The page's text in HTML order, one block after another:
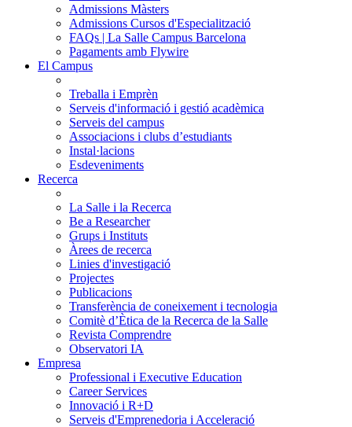
Admissions Màsters
Admissions Cursos d'Especialització
FAQs | La Salle Campus Barcelona
Pagaments amb Flywire
El Campus
Treballa i Emprèn
Serveis d'informació i gestió acadèmica
Serveis del campus
Associacions i clubs d’estudiants
Instal·lacions
Esdeveniments
Recerca
La Salle i la Recerca
Be a Researcher
Grups i Instituts
Àrees de recerca
Linies d'investigació
Projectes
Publicacions
Transferència de coneixement i tecnologia
Comitè d’Ètica de la Recerca de la Salle
Revista Comprendre
Observatori IA
Empresa
Professional i Executive Education
Career Services
Innovació i R+D
Serveis d'Emprenedoria i Acceleració